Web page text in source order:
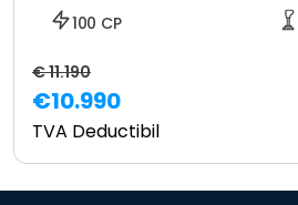
100 CP
€ 11.190
€10.990
TVA Deductibil